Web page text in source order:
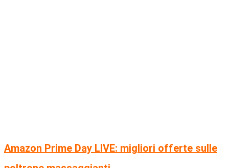
Amazon Prime Day LIVE: migliori offerte sulle